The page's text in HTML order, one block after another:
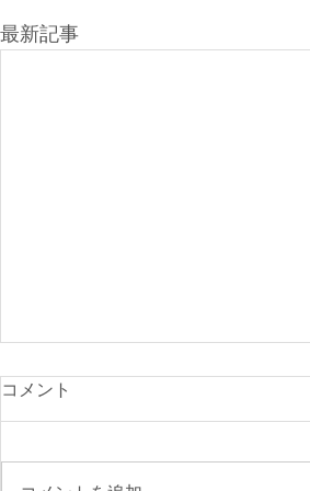
最新記事
コメント